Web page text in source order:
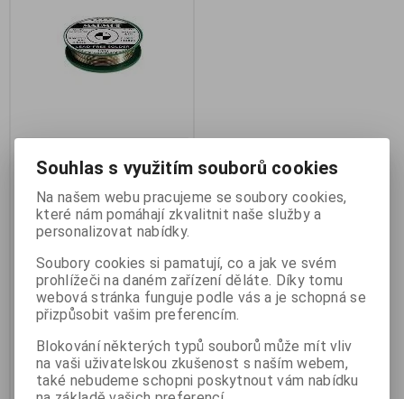
MTL 568 0.8mm 100g (Sn99.
Výrobce:Marmot
Katalogové číslo: g745-144
Záruka (měsíců): 6
Termín dodání (dny):skladem
Hmotnost:0,15 kg
EAN:0685561292
Bezolovnatá pájka MARMOT
MTL 568 0.8mm 100g
0,8mm 100g Sn99,3Cu0,7NiP
Cínová pájka PBFREE.
Patentovaná bezolovnatá (RoHS)
pájka MARMOT® s tavidlem
Souhlas s využitím souborů cookies
Na našem webu pracujeme se soubory cookies,
které nám pomáhají zkvalitnit naše služby a
personalizovat nabídky.
Soubory cookies si pamatují, co a jak ve svém
prohlížeči na daném zařízení děláte. Díky tomu
webová stránka funguje podle vás a je schopná se
přizpůsobit vašim preferencím.
Blokování některých typů souborů může mít vliv
na vaši uživatelskou zkušenost s naším webem,
také nebudeme schopni poskytnout vám nabídku